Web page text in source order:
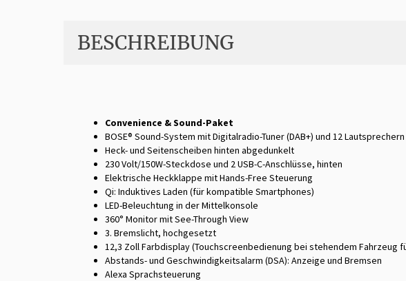
BESCHREIBUNG
Convenience & Sound-Paket
BOSE® Sound-System mit Digitalradio-Tuner (DAB+) und 12 Lautsprechern
Heck- und Seitenscheiben hinten abgedunkelt
230 Volt/150W-Steckdose und 2 USB-C-Anschlüsse, hinten
Elektrische Heckklappe mit Hands-Free Steuerung
Qi: Induktives Laden (für kompatible Smartphones)
LED-Beleuchtung in der Mittelkonsole
360° Monitor mit See-Through View
3. Bremslicht, hochgesetzt
12,3 Zoll Farbdisplay (Touchscreenbedienung bei stehendem Fahrzeug
Abstands- und Geschwindigkeitsalarm (DSA): Anzeige und Bremsen
Alexa Sprachsteuerung